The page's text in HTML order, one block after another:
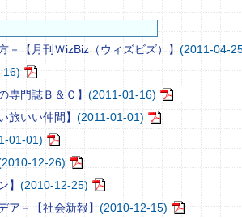
【月刊ＷizBiz（ウィズビズ）】(2011-04-
16)
専門誌Ｂ＆Ｃ】(2011-01-16)
いい仲間】 (2011-01-01)
01-01)
12-26)
】(2010-12-25)
ア－【社会新報】(2010-12-15)